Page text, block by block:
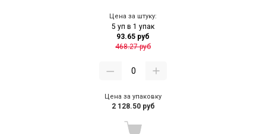
Цена за штуку:
5 уп в 1 упак
93.65 руб
468.27 руб
Цена за упаковку
2 128.50 руб